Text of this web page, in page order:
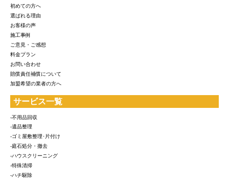
初めての方へ
選ばれる理由
お客様の声
施工事例
ご意見・ご感想
料金プラン
お問い合わせ
賠償責任補償について
加盟希望の業者の方へ
サービス一覧
-不用品回収
-遺品整理
-ゴミ屋敷整理･片付け
-庭石処分・撤去
-ハウスクリーニング
-特殊清掃
-ハチ駆除